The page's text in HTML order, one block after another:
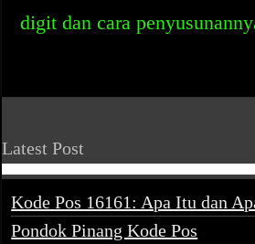
digit dan cara
Latest Post
Kode Pos 16161: Apa Itu dan
Pondok Pinang Kode Pos